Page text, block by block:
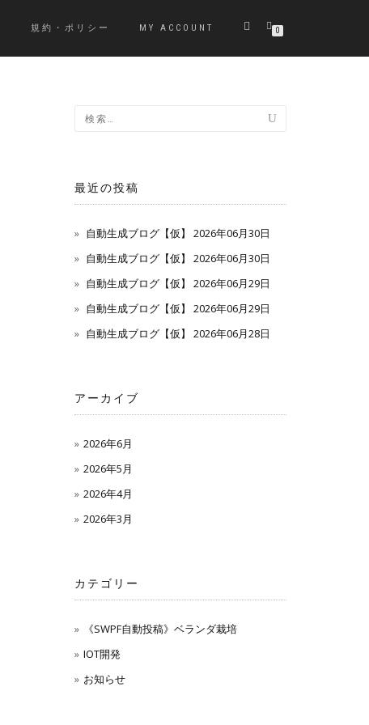
規約・ポリシー MY ACCOUNT 0
最近の投稿
自動生成ブログ【仮】 2026年06月30日
自動生成ブログ【仮】 2026年06月30日
自動生成ブログ【仮】 2026年06月29日
自動生成ブログ【仮】 2026年06月29日
自動生成ブログ【仮】 2026年06月28日
アーカイブ
2026年6月
2026年5月
2026年4月
2026年3月
カテゴリー
《SWPF自動投稿》ベランダ栽培
IOT開発
お知らせ